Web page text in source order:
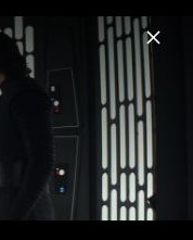
Menu
Fotos